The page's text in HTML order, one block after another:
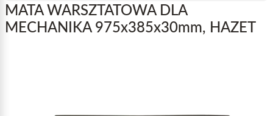
MATA WARSZTATOWA DLA
MECHANIKA 975x385x30mm, HAZET